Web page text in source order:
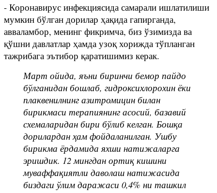
- Коронавирус инфекциясида самарали ишлатилиши
мумкин бўлган дорилар ҳақида гапирганда,
авваламбор, менинг фикримча, биз ўзимизда ва
қўшни давлатлар ҳамда узоқ хорижда тўпланган
тажрибага эътибор қаратишимиз керак.
Март ойида, яъни биринчи бемор пайдо
бўлганидан бошлаб, гидроксихлорохин ёки
плаквенилнинг азитромицин билан
бирикмаси терапиянинг асосий, базавий
схемаларидан бири бўлиб келган. Бошқа
дорилардан ҳам фойдаланилган. Ушбу
бирикма ёрдамида яхши натижаларга
эришдик. 12 мингдан ортиқ кишини
муваффақиятли даволаш натижасида
биздаги ўлим даражаси 0,4% ни ташкил